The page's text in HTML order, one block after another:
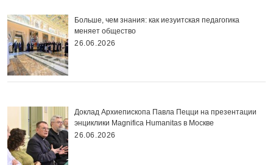
Больше, чем знания: как иезуитская педагогика
меняет общество
26.06.2026
Доклад Архиепископа Павла Пецци на презентации
энциклики Magnifica Нumanitas в Москве
26.06.2026